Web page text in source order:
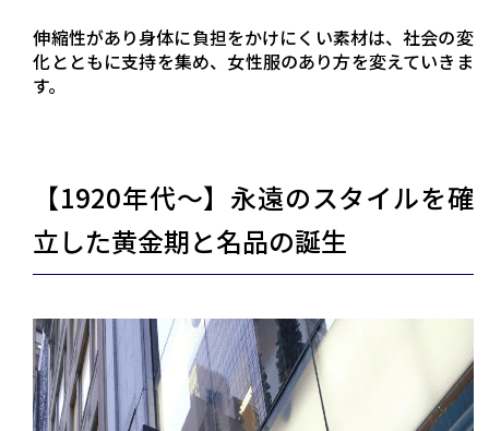
伸縮性があり身体に負担をかけにくい素材は、社会の変
化とともに支持を集め、女性服のあり方を変えていきま
す。
【1920年代〜】永遠のスタイルを確
立した黄金期と名品の誕生